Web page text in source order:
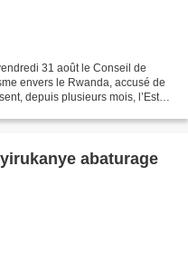
31 août le Conseil de
envers le Rwanda, accusé de
depuis plusieurs mois, l’Est
abaturage